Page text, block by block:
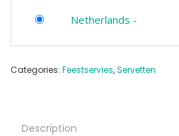
Netherlands -
Categories: Feestservies,Servetten
Description